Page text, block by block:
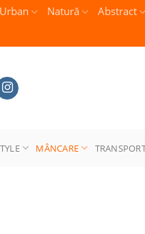
Urban Natură Abstract
MÂNCARE